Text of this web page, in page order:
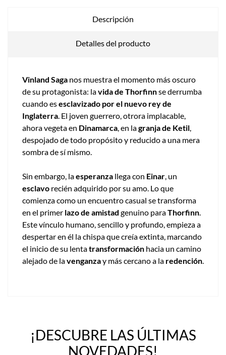
Descripción
Detalles del producto
Vinland Saga nos muestra el momento más oscuro
de su protagonista: lavida de Thorfinnse derrumba
cuando esesclavizado por el nuevo rey de
Inglaterra. El joven guerrero, otrora implacable,
ahora vegeta en Dinamarca, en lagranja de Ketil,
despojado de todo propósito y reducido a una mera
sombra de sí mismo.
Sin embargo, laesperanza llega con Einar, un
esclavo recién adquirido por su amo. Lo que
comienza como un encuentro casual se transforma
en el primer lazo de amistad genuino paraThorfinn.
Este vínculo humano, sencillo y profundo, empieza a
despertar en él la chispa que creía extinta, marcando
el inicio de su lentatransformación hacia un camino
alejado de lavenganzay más cercano a la redención.
¡DESCUBRE LAS ÚLTIMAS
NOVEDADES!